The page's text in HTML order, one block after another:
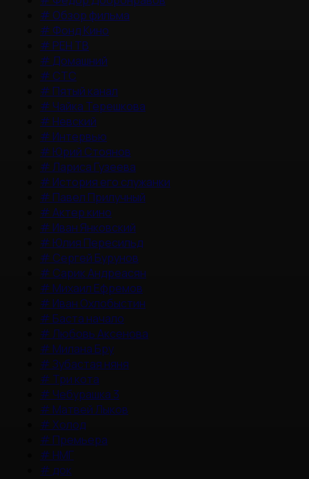
# Обзор фильма
# Фонд Кино
# РЕН ТВ
# Домашний
# СТС
# Пятый канал
# Чайка Терешкова
# Невский
# Интервью
# Юрий Стоянов
#Лариса Гузеева
# История его служанки
# Павел Прилучный
#Актер кино
# Иван Янковский
# Юлия Пересильд
# Сергей Бурунов
# Сарик Андреасян
# Михаил Ефремов
# Иван Охлобыстин
# Баста начало
#Любовь Аксенова
# Милана Бру
#Зубастая няня
# Три кота
# Чебурашка 3
# Матвей Лыков
#Холод
# Премьера
# НМГ
# док